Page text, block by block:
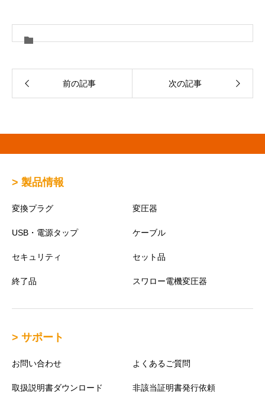
前の記事 次の記事
> 製品情報
変換プラグ 変圧器
USB・電源タップ ケーブル
セキュリティ セット品
終了品 スワロー電機変圧器
> サポート
お問い合わせ よくあるご質問
取扱説明書ダウンロード 非該当証明書発行依頼